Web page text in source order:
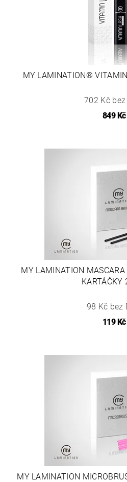
MY LAMINATION®
702 Kč bez
849 Kč
MY LAMINATION
KARTÁČKY
98 Kč bez
119 Kč
MY LAMINATION